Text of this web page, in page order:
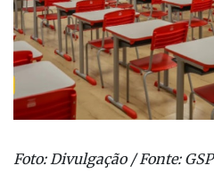
Foto: Divulgação / Fonte: GSP